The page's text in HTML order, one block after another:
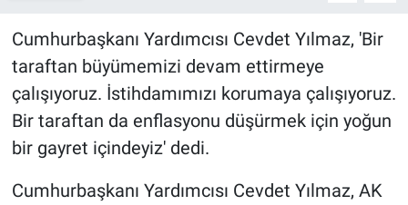
Cumhurbaşkanı Yardımcısı Cevdet Yılmaz, 'Bir
taraftan büyümemizi devam ettirmeye
çalışıyoruz. İstihdamımızı korumaya çalışıyoruz.
Bir taraftan da enflasyonu düşürmek için yoğun
bir gayret içindeyiz' dedi.
Cumhurbaşkanı Yardımcısı Cevdet Yılmaz, AK